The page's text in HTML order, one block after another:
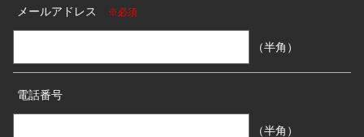
メールアドレス ※必須
（半角）
電話番号
（半角）